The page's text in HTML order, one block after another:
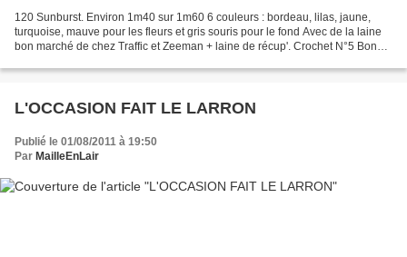
120 Sunburst. Environ 1m40 sur 1m60 6 couleurs : bordeau, lilas, jaune,
turquoise, mauve pour les fleurs et gris souris pour le fond Avec de la laine
bon marché de chez Traffic et Zeeman + laine de récup'. Crochet N°5 Bon
L'OCCASION FAIT LE LARRON
Publié le 01/08/2011 à 19:50
Par MailleEnLair